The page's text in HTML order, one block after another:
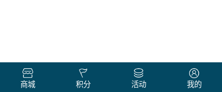
商城 积分 活动 我的